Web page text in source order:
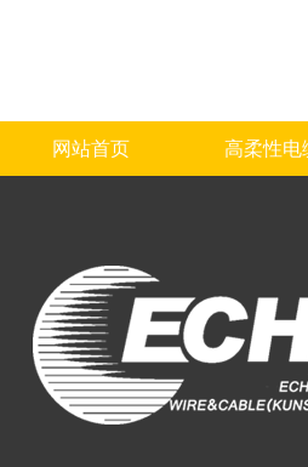
网站首页 高柔性电